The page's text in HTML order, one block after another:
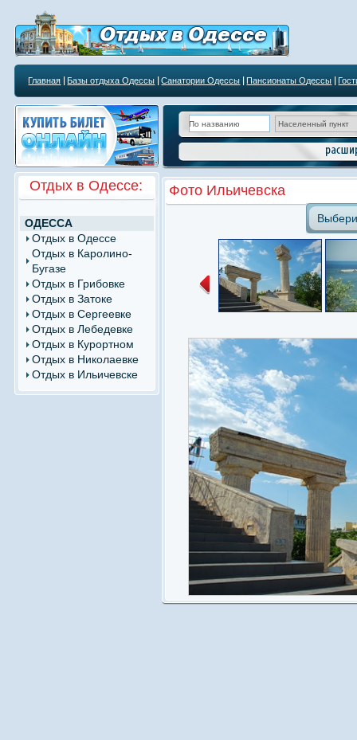
Главная Базы отдыха Одессы Санатории Одессы Пансионаты Одессы
Курортным учреждениям
Отдых в Одессе:
ОДЕССА
Отдых в Одессе
Отдых в Каролино-
Бугазе
Отдых в Грибовке
Отдых в Затоке
Отдых в Сергеевке
Отдых в Лебедевке
Отдых в Курортном
Отдых в Николаевке
Отдых в Ильичевске
Фото Ильичевска